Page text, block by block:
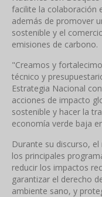
facilite la colaboración
además de promover
sostenible y el
emisiones de carbono.
"Creamos y
técnico y
Estrategia Nacional
acciones de impacto
sostenible y hacer la
economía verde baja
Durante su discurso,
los principales
reducir los impactos
garantizar el derecho
ambiente sano, y